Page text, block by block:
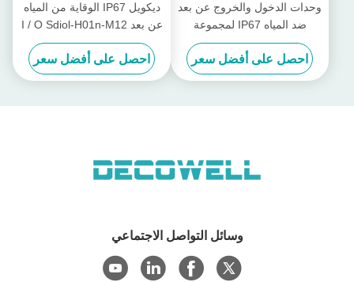
وحدات الدخول والخروج عن بعد
ضد المياه IP67 لمجموعة
Decowell SD للشركات
الصناعية
احصل على أفضل سعر
ديكويل IP67 الوقاية من المياه
عن بعد I / O Sdiol-H01n-M12
Io-Link Slave Module SDIOL-
H01N-M12
احصل على أفضل سعر
وسائل التواصل الاجتماعي